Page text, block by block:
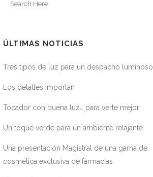
ÚLTIMAS NOTICIAS
Tres tipos de luz para un despacho luminoso
Los detalles importan
Tocador con buena luz… para verte mejor
Un toque verde para un ambiente relajante
Una presentación Magistral de una gama de
cosmética exclusiva de farmacias